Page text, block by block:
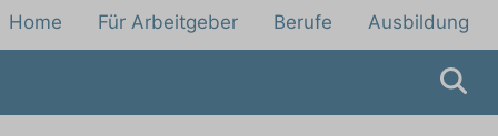
Home Für Arbeitgeber Berufe Ausbildung